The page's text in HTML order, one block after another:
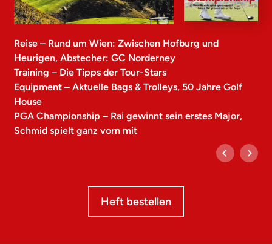
Reise – Rund um Wien: Zwischen Hofburg und
Heurigen, Abstecher: GC Norderney
Training – Die Tipps der Tour-Stars
Equipment – Aktuelle Bags & Trolleys, 50 Jahre Golf
House
PGA Championship – Rai gewinnt sein erstes Major,
Schmid spielt ganz vorn mit
Heft bestellen